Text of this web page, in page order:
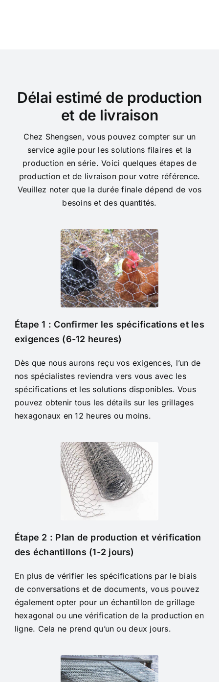
Délai estimé de production
et de livraison
Chez Shengsen, vous pouvez compter sur un
service agile pour les solutions filaires et la
production en série. Voici quelques étapes de
production et de livraison pour votre référence.
Veuillez noter que la durée finale dépend de vos
besoins et des quantités.
Étape 1 : Confirmer les spécifications et les
exigences (6-12 heures)
Dès que nous aurons reçu vos exigences, l’un de
nos spécialistes reviendra vers vous avec les
spécifications et les solutions disponibles. Vous
pouvez obtenir tous les détails sur les grillages
hexagonaux en 12 heures ou moins.
Étape 2 : Plan de production et vérification
des échantillons (1-2 jours)
En plus de vérifier les spécifications par le biais
de conversations et de documents, vous pouvez
également opter pour un échantillon de grillage
hexagonal ou une vérification de la production en
ligne. Cela ne prend qu’un ou deux jours.